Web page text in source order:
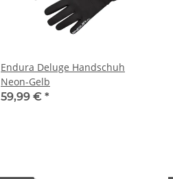
Endura Deluge Handschuh
Neon-Gelb
59,99 € *